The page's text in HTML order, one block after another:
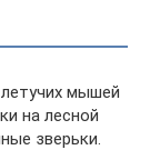
мышей
на лесной
зверьки.